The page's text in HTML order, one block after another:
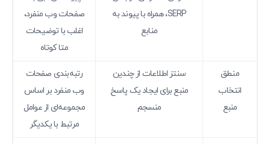
SERP، همراه با پیوند به
منابع
صفحات وب منفرد،
اغلب با توضیحات
متا کوتاه
منطق
انتخاب
منبع
سنتز اطلاعات از چندین
منبع برای ایجاد یک پاسخ
منسجم
رتبه‌بندی صفحات
وب منفرد بر اساس
مجموعه‌ای از عوامل
مرتبط با یکدیگر